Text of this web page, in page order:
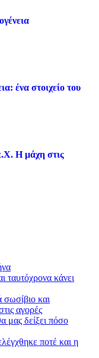
ένα στοιχείο του
Η μάχη στις
ταυτόχρονα κάνει
και
αγορές
μας δείξει πόσο
ποτέ και η